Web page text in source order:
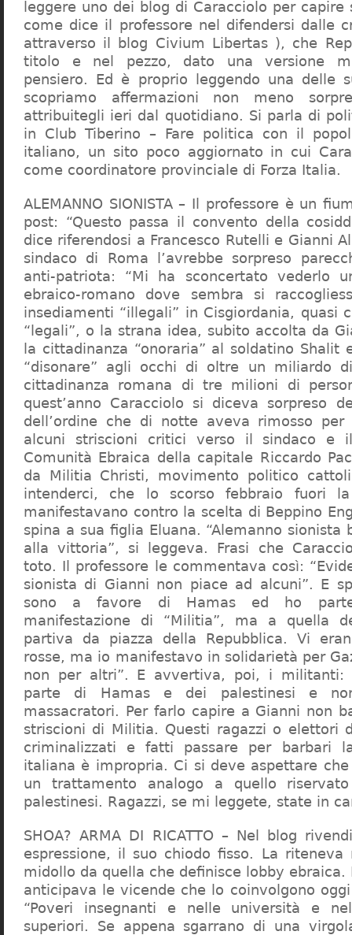
leggere uno dei blog di Caracciolo per
come dice il professore nel difendersi dalle
attraverso il blog Civium Libertas ), che
titolo e nel pezzo, dato una versione
pensiero. Ed è proprio leggendo una delle
scopriamo affermazioni non meno
attribuitegli ieri dal quotidiano. Si parla di
in Club Tiberino – Fare politica con il
italiano, un sito poco aggiornato in cui
come coordinatore provinciale di Forza Italia.
ALEMANNO SIONISTA – Il professore è un
post: “Questo passa il convento della
dice riferendosi a Francesco Rutelli e Gianni
sindaco di Roma l’avrebbe sorpreso
anti-patriota: “Mi ha sconcertato vederlo
ebraico-romano dove sembra si
insediamenti “illegali” in Cisgiordania, quasi
“legali”, o la strana idea, subito accolta da
la cittadinanza “onoraria” al soldatino Shalit
“disonare” agli occhi di oltre un miliardo
cittadinanza romana di tre milioni di
quest’anno Caracciolo si diceva sorpreso
dell’ordine che di notte aveva rimosso
alcuni striscioni critici verso il sindaco e
Comunità Ebraica della capitale Riccardo
da Militia Christi, movimento politico
intenderci, che lo scorso febbraio fuori
manifestavano contro la scelta di Beppino
spina a sua figlia Eluana. “Alemanno sionista
alla vittoria”, si leggeva. Frasi che
toto. Il professore le commentava così:
sionista di Gianni non piace ad alcuni”. E
sono a favore di Hamas ed ho
manifestazione di “Militia”, ma a quella
partiva da piazza della Repubblica. Vi
rosse, ma io manifestavo in solidarietà per
non per altri”. E avvertiva, poi, i militanti:
parte di Hamas e dei palestinesi e
massacratori. Per farlo capire a Gianni non
striscioni di Militia. Questi ragazzi o elettori
criminalizzati e fatti passare per barbari
italiana è impropria. Ci si deve aspettare
un trattamento analogo a quello
palestinesi. Ragazzi, se mi leggete, state in
SHOA? ARMA DI RICATTO – Nel blog
espressione, il suo chiodo fisso. La
midollo da quella che definisce lobby ebraica.
anticipava le vicende che lo coinvolgono
“Poveri insegnanti e nelle università e
superiori. Se appena sgarrano di una